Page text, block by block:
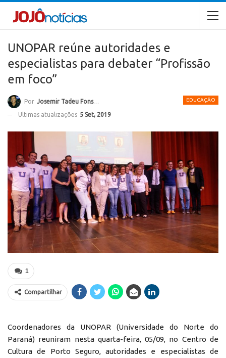
UNOPAR reúne autoridades e
especialistas para debater “Profissão
em foco”
EDUCAÇÃO
Por Josemir Tadeu Fonseca
Ultimas atualizações 5 Set, 2019
1
Compartilhar
Coordenadores da UNOPAR (Universidade do Norte do
Paraná) reuniram nesta quarta-feira, 05/09, no Centro de
Cultura de Porto Seguro, autoridades e especialistas de